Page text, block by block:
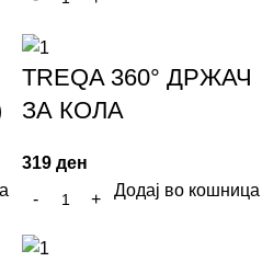
TREQA 360° ДРЖАЧ
ЗА КОЛА
319 ден
Додај во кошница